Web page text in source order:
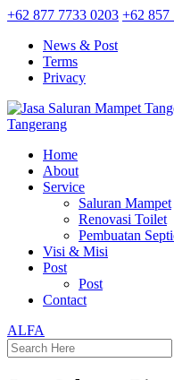
+62 877 7733 0203 +62 857
News & Post
Terms
Privacy
Home
About
Service
Saluran Mampet
Renovasi Toilet
Pembuatan
Visi & Misi
Post
Post
Contact
ALFA